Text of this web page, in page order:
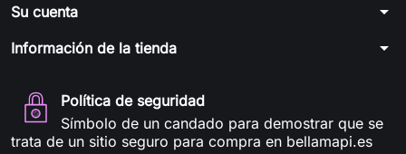
Su cuenta arrow_drop_down
Información de la tienda arrow_drop_down
Política de seguridad
Símbolo de un candado para demostrar que se
trata de un sitio seguro para compra en bellamapi.es